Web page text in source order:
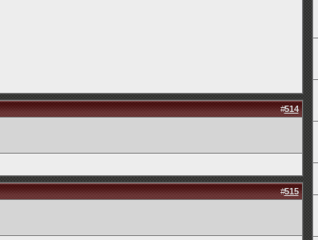
#514
#515